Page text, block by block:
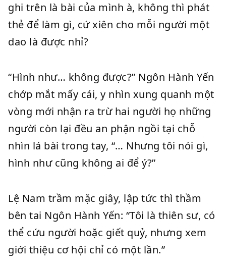
ghi trên là bài của mình à, không thì phát
thẻ để làm gì, cứ xiên cho mỗi người một
dao là được nhỉ?
“Hình như… không được?” Ngôn Hành Yến
chớp mắt mấy cái, y nhìn xung quanh một
vòng mới nhận ra trừ hai người họ những
người còn lại đều an phận ngồi tại chỗ
nhìn lá bài trong tay, “… Nhưng tôi nói gì,
hình như cũng không ai để ý?”
Lệ Nam trầm mặc giây, lập tức thì thầm
bên tai Ngôn Hành Yến: “Tôi là thiên sư, có
thể cứu người hoặc giết quỷ, nhưng xem
giới thiệu cơ hội chỉ có một lần.”